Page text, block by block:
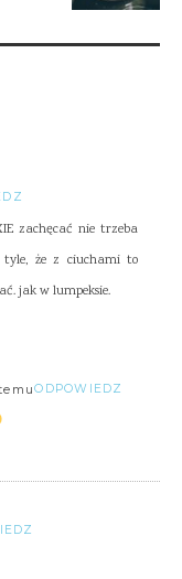
zachęcać nie trzeba
tyle, że z ciuchami to
jak w lumpeksie.
ODPOWIEDZ